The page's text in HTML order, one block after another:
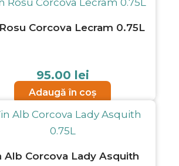
Corcova Lecram 0.75L
95.00 lei
Adaugă în coș
Alb Corcova Lady Asquith